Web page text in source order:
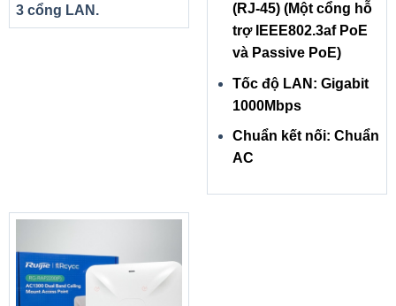
3 cổng LAN.
(RJ-45) (Một cổng hỗ
trợ IEEE802.3af PoE
và Passive PoE)
Tốc độ LAN: Gigabit
1000Mbps
Chuẩn kết nối: Chuẩn
AC